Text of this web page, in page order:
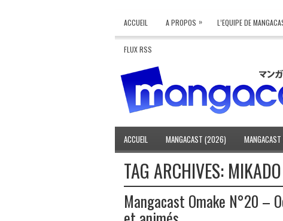
ACCUEIL A PROPOS » L’EQUIPE DE
FLUX RSS
ACCUEIL MANGACAST (2026)
TAG ARCHIVES:
Mangacast Omake N°20 –